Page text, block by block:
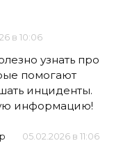
в 10:06
узнать про
помогают
инциденты.
информацию!
05.02.2026 в 11:06